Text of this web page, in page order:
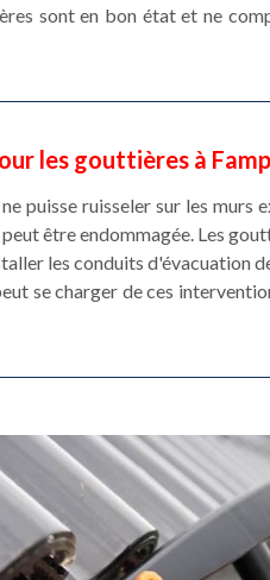
sont en bon état et ne
les gouttières à
puisse ruisseler sur les murs
être endommagée. Les
les conduits d'évacuation
se charger de ces